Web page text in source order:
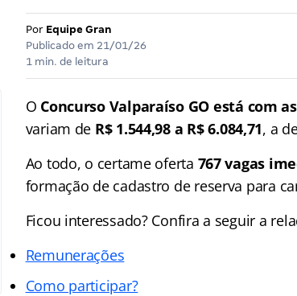
Por Equipe Gran
Publicado em 21/01/26
1 min. de leitura
O Concurso Valparaíso GO está com
variam de R$ 1.544,98 a R$ 6.084,71, a
Ao todo, o certame oferta 767 vagas
formação de cadastro de reserva para
Ficou interessado? Confira a seguir a
Remunerações
Como participar?